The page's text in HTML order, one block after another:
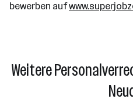
bewerben auf
Weitere